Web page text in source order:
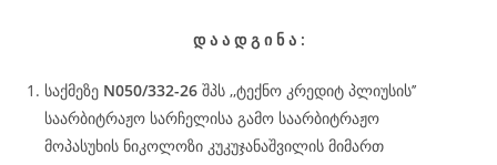
დ ა ა დ გ ი ნ ა :
საქმეზე N050/332-26 შპს ,,ტექნო კრედიტ პლიუსის’’
საარბიტრაჟო სარჩელისა გამო საარბიტრაჟო
მოპასუხის ნიკოლოზი კუკუჯანაშვილის მიმართ